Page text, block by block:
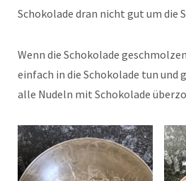
Schokolade dran nicht gut um die
Wenn die Schokolade
einfach in die Schokolade tun und
alle Nudeln mit Schokolade